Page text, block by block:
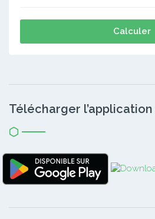
Calculer
Télécharger l’application